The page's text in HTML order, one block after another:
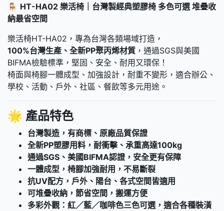
🪑 HT-HA02 樂活椅｜台灣製經典塑膠椅 多色可選 堆疊收
納最省空間
樂活椅HT-HA02，專為台灣各類場域打造，
100%台灣生產、全新PP聚丙烯材質 ，通過SGS與美國
BIFMA檢驗標準，堅固、安全、耐用又環保！
椅面與椅腳一體成型、加強設計，耐重不變形，適合辦公、
學校、活動、戶外、社區、餐飲等多元用途。
🌟 產品特色
台灣製造，有商標、原廠品質保證
全新PP塑膠用料，耐衝擊、承重高達100kg
通過SGS、美國BIFMA認證，安全更有保障
一體成型，椅腳加強耐用，不易斷裂
抗UV配方，戶外、陽台、各式空間皆適用
可堆疊收納，節省空間，搬運方便
多彩外觀：紅／藍／咖啡色三色可選，適合各種裝潢